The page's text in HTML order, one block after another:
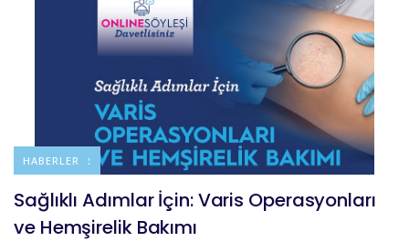
DUYURULAR
HABERLER
Sağlıklı Adımlar İçin: Varis Operasyonları
ve Hemşirelik Bakımı